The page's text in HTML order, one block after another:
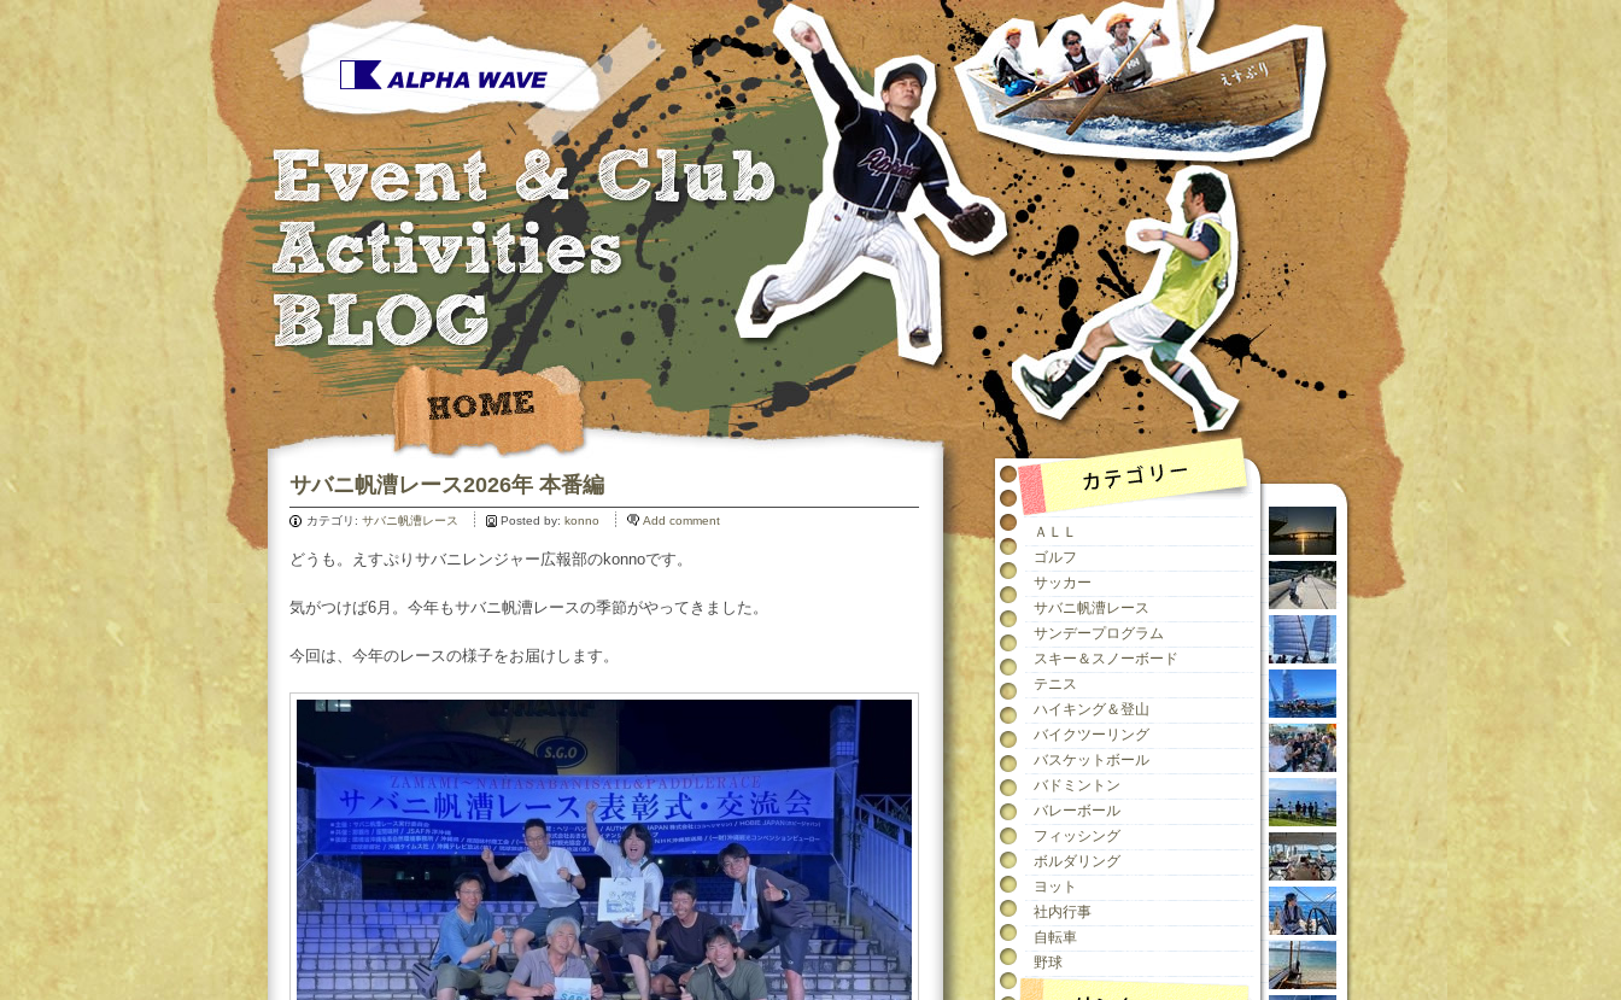
サバニ帆漕レース2026年 本番編
カテゴリ: サバニ帆漕レース Posted by: konno Add comment
どうも。えすぷりサバニレンジャー広報部のkonnoです。
気がつけば6月。今年もサバニ帆漕レースの季節がやってきました。
今回は、今年のレースの様子をお届けします。
ＡＬＬ
ゴルフ
サッカー
サバニ帆漕レース
サンデープログラム
スキー＆スノーボード
テニス
ハイキング＆登山
バイクツーリング
バスケットボール
バドミントン
バレーボール
フィッシング
ボルダリング
ヨット
社内行事
自転車
野球